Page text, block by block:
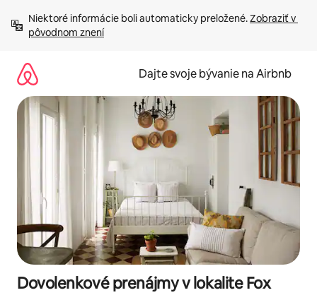
obsah.
Niektoré informácie boli automaticky preložené. Zobraziť v
pôvodnom znení
Dajte svoje bývanie na Airbnb
Dovolenkové prenájmy v lokalite Fox